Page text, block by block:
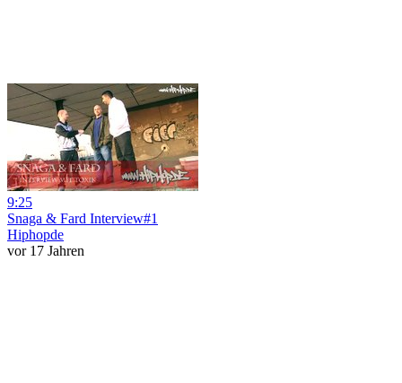
9:25
Snaga & Fard Interview#1
Hiphopde
vor 17 Jahren